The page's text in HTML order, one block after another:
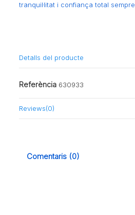
tranquil·litat i confiança total sempre
Detalls del producte
Referència 630933
Reviews(0)
Comentaris (0)